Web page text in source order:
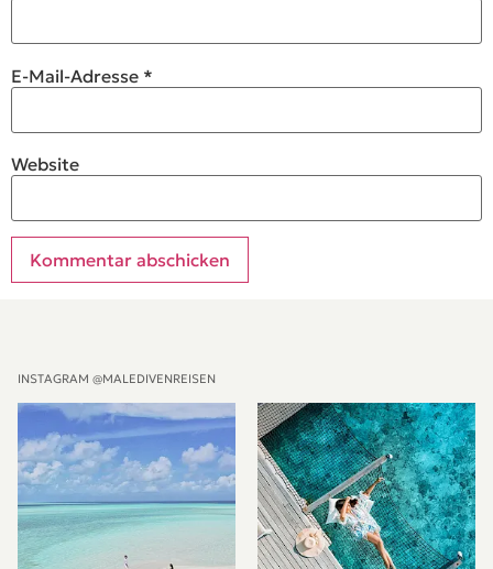
E-Mail-Adresse *
Website
INSTAGRAM @MALEDIVENREISEN